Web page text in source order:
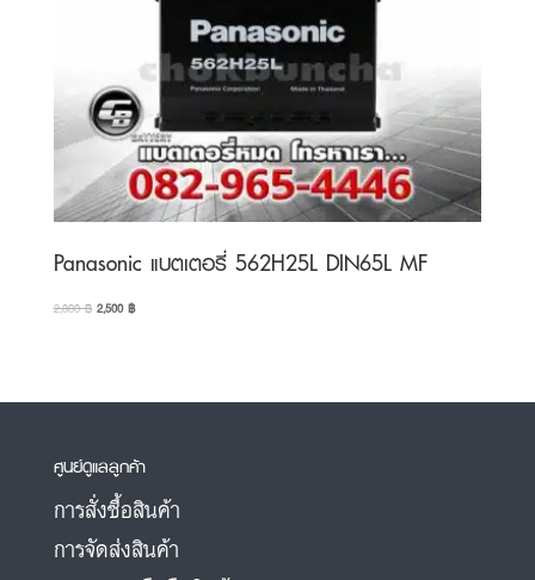
Panasonic แบตเตอรี่ 562H25L DIN65L MF
2,800฿ Original
2,500฿Current
ศูนย์ดูแลลูกค้า
การสั่งซื้อสินค้า
การจัดส่งสินค้า